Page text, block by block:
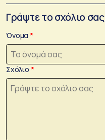
Γράψτε το σχόλιο σας
Όνομα
Σχόλιο